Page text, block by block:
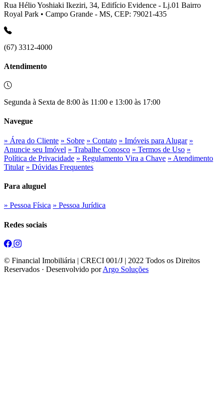
Rua Hélio Yoshiaki Ikeziri, 34, Edifício Evidence - Lj.01 Bairro
Royal Park • Campo Grande - MS, CEP: 79021-435
(67) 3312-4000
Atendimento
Segunda à Sexta de 8:00 às 11:00 e 13:00 às 17:00
Navegue
» Área do Cliente » Sobre » Contato » Imóveis para Alugar »
Anuncie seu Imóvel » Trabalhe Conosco » Termos de Uso »
Política de Privacidade » Regulamento Vira a Chave » Atendimento
Titular » Dúvidas Frequentes
Para aluguel
» Pessoa Física » Pessoa Jurídica
Redes sociais
© Financial Imobiliária | CRECI 001/J | 2022 Todos os Direitos
Reservados · Desenvolvido porArgo Soluções